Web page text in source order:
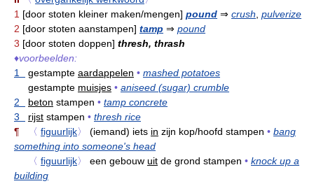
1 [door stoten kleiner maken/mengen] pound ⇒ crush, pulverize
2 [door stoten aanstampen] tamp ⇒ pound
3 [door stoten doppen] thresh, thrash
♦voorbeelden:
1
gestampte aardappelen • mashed potatoes
gestampte muisjes • aniseed (sugar) crumble
2
beton stampen • tamp concrete
3
rijst stampen • thresh rice
¶
〈 figuurlijk〉 (iemand) iets in zijn kop/hoofd stampen • bang
something into someone's head
〈 figuurlijk〉 een gebouw uit de grond stampen • knock up a
building